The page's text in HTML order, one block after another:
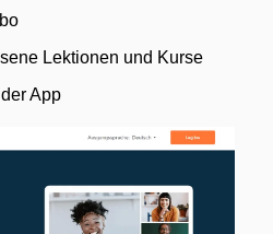
Lektionen und Kurse
App